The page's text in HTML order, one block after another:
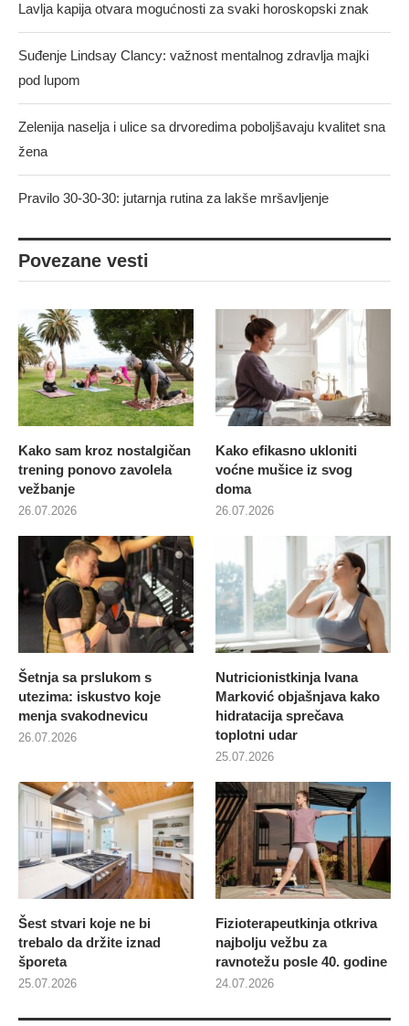
Lavlja kapija otvara mogućnosti za svaki horoskopski znak
Suđenje Lindsay Clancy: važnost mentalnog zdravlja majki
pod lupom
Zelenija naselja i ulice sa drvoredima poboljšavaju kvalitet sna
žena
Pravilo 30-30-30: jutarnja rutina za lakše mršavljenje
Povezane vesti
Kako sam kroz nostalgičan
trening ponovo zavolela
vežbanje
26.07.2026
Kako efikasno ukloniti
voćne mušice iz svog
doma
26.07.2026
Šetnja sa prslukom s
utezima: iskustvo koje
menja svakodnevicu
26.07.2026
Nutricionistkinja Ivana
Marković objašnjava kako
hidratacija sprečava
toplotni udar
25.07.2026
Šest stvari koje ne bi
trebalo da držite iznad
šporeta
25.07.2026
Fizioterapeutkinja otkriva
najbolju vežbu za
ravnotežu posle 40. godine
24.07.2026